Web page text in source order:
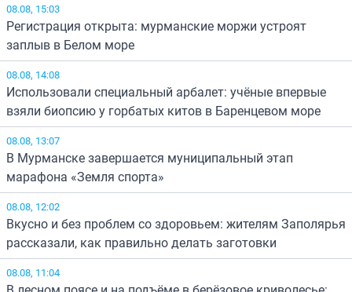
08.08, 15:03
Регистрация открыта: мурманские моржи устроят
заплыв в Белом море
08.08, 14:08
Использовали специальный арбалет: учёные впервые
взяли биопсию у горбатых китов в Баренцевом море
08.08, 13:07
В Мурманске завершается муниципальный этап
марафона «Земля спорта»
08.08, 12:02
Вкусно и без проблем со здоровьем: жителям Заполярья
рассказали, как правильно делать заготовки
08.08, 11:04